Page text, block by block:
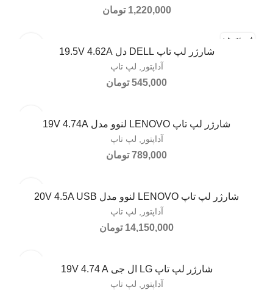
1,220,000 تومان
فروخته شد
اطلاعات بیشترشارژر لپ تاپ DELL دل 19.5V 4.62A
آداپتور , لپ تاپ
545,000 تومان
افزودن به سبد خرید شارژر لپ تاپ LENOVO لنوو مدل 19V 4.74A
آداپتور , لپ تاپ
789,000 تومان
افزودن به سبد خرید شارژر لپ تاپ LENOVO لنوو مدل 20V 4.5A USB
آداپتور , لپ تاپ
14,150,000 تومان
افزودن به سبد خریدشارژر لپ تاپ LG ال جی 19V 4.74 A
آداپتور , لپ تاپ